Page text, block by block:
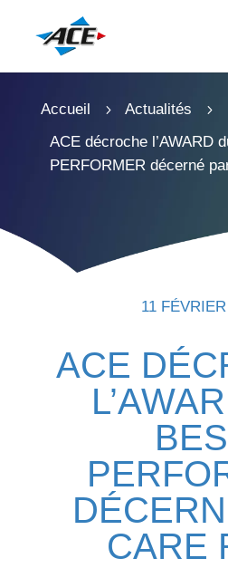
Accueil 5 Actualités 5
ACE décroche l’AWARD
PERFORMER décerné
11
ACE
CARE